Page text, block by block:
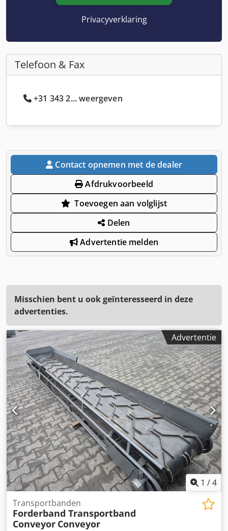
Privacyverklaring
Telefoon & Fax
+31 343 2... weergeven
Contact opnemen met de dealer
Afdrukvoorbeeld
Toevoegen aan volglijst
Delen
Advertentie melden
Misschien bent u ook geïnteresseerd in deze
advertenties.
Advertentie
1 /4
Transportbanden
Forderband Transportband
Conveyor Conveyor